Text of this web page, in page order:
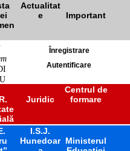
Actualitat
e
Important
Înregistrare
Autentificare
Juridic
Centrul de
formare
I.S.J.
Hunedoar Ministerul